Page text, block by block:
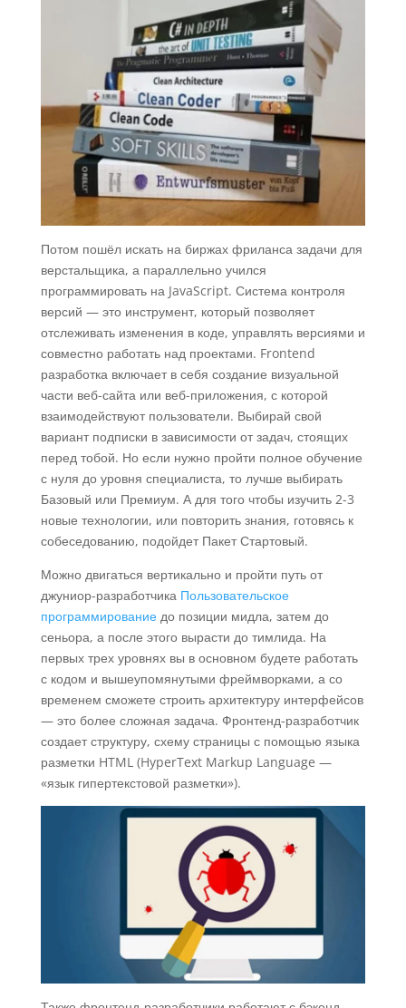
Потом пошёл искать на биржах фриланса задачи для
верстальщика, а параллельно учился
программировать на JavaScript. Система контроля
версий — это инструмент, который позволяет
отслеживать изменения в коде, управлять версиями и
совместно работать над проектами. Frontend
разработка включает в себя создание визуальной
части веб-сайта или веб-приложения, с которой
взаимодействуют пользователи. Выбирай свой
вариант подписки в зависимости от задач, стоящих
перед тобой. Но если нужно пройти полное обучение
с нуля до уровня специалиста, то лучше выбирать
Базовый или Премиум. А для того чтобы изучить 2-3
новые технологии, или повторить знания, готовясь к
собеседованию, подойдет Пакет Стартовый.
Можно двигаться вертикально и пройти путь от
джуниор-разработчика Пользовательское
программированиедо позиции мидла, затем до
сеньора, а после этого вырасти до тимлида. На
первых трех уровнях вы в основном будете работать
с кодом и вышеупомянутыми фреймворками, а со
временем сможете строить архитектуру интерфейсов
— это более сложная задача. Фронтенд-разработчик
создает структуру, схему страницы с помощью языка
разметки HTML (HyperText Markup Language —
«язык гипертекстовой разметки»).